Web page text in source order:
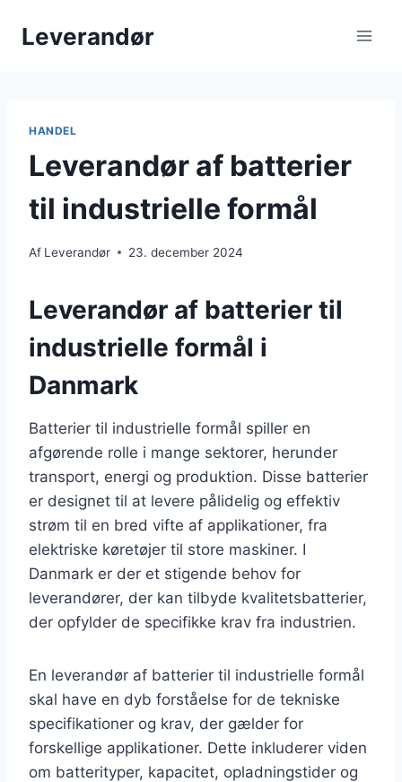
Leverandør
HANDEL
Leverandør af batterier
til industrielle formål
Af Leverandør 23. december 2024
Leverandør af batterier til
industrielle formål i
Danmark
Batterier til industrielle formål spiller en
afgørende rolle i mange sektorer, herunder
transport, energi og produktion. Disse batterier
er designet til at levere pålidelig og effektiv
strøm til en bred vifte af applikationer, fra
elektriske køretøjer til store maskiner. I
Danmark er der et stigende behov for
leverandører, der kan tilbyde kvalitetsbatterier,
der opfylder de specifikke krav fra industrien.
En leverandør af batterier til industrielle formål
skal have en dyb forståelse for de tekniske
specifikationer og krav, der gælder for
forskellige applikationer. Dette inkluderer viden
om batterityper, kapacitet, opladningstider og